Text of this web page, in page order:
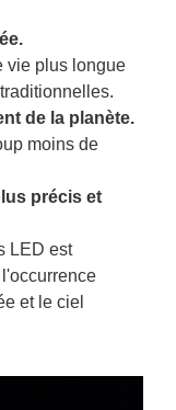
vie plus longue
de la planète.
moins de
précis et
LED est
et le ciel